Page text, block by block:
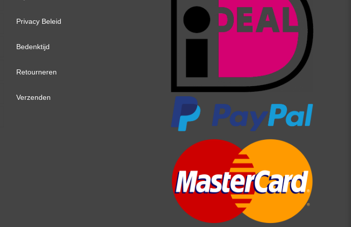
bracket)
Privacy Beleid
Bedenktijd
Retourneren
Verzenden